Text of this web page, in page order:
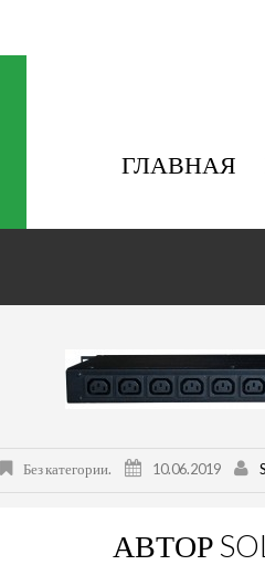
ГЛАВНАЯ
Без категории. 10.06.2019
АВТОР